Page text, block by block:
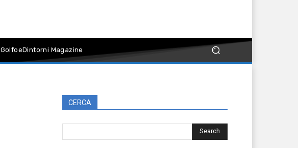
GolfoeDintorni Magazine
CERCA